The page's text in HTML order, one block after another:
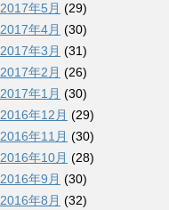
2017年5月 (29)
2017年4月 (30)
2017年3月 (31)
2017年2月 (26)
2017年1月 (30)
2016年12月 (29)
2016年11月 (30)
2016年10月 (28)
2016年9月 (30)
2016年8月 (32)